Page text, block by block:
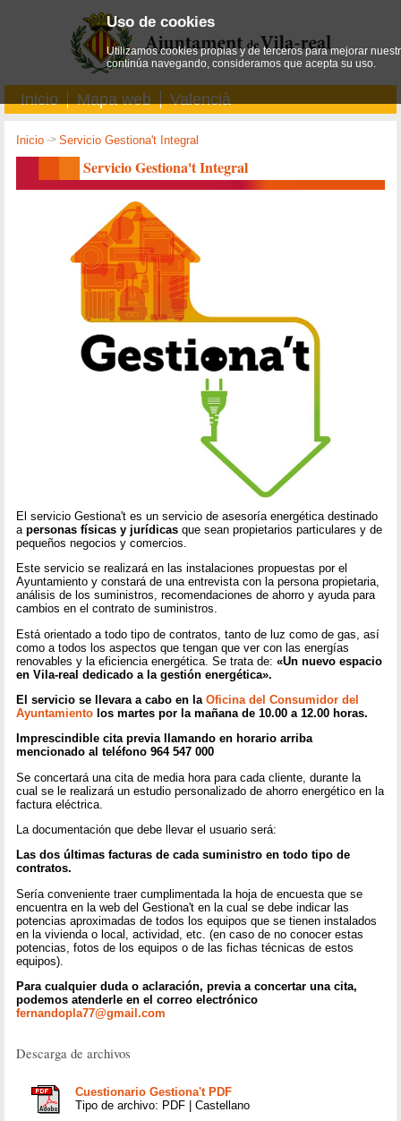
Inicio Mapa web Valencià
Inicio ->Servicio Gestiona't Integral
Servicio Gestiona't Integral
El servicio Gestiona't es un servicio de asesoría energética destinado
apersonas físicas y jurídicas que sean propietarios particulares y de
pequeños negocios y comercios.
Este servicio se realizará en las instalaciones propuestas por el
Ayuntamiento y constará de una entrevista con la persona propietaria,
análisis de los suministros, recomendaciones de ahorro y ayuda para
cambios en el contrato de suministros.
Está orientado a todo tipo de contratos, tanto de luz como de gas, así
como a todos los aspectos que tengan que ver con las energías
renovables y la eficiencia energética. Se trata de:«Un nuevo espacio
en Vila-real dedicado a la gestión energética».
El servicio se llevara a cabo en laOficina del Consumidor del
Ayuntamiento los martes por la mañana de 10.00 a 12.00 horas.
Imprescindible cita previa llamando en horario arriba
mencionado al teléfono 964 547 000
Se concertará una cita de media hora para cada cliente, durante la
cual se le realizará un estudio personalizado de ahorro energético en la
factura eléctrica.
La documentación que debe llevar el usuario será:
Las dos últimas facturas de cada suministro en todo tipo de
contratos.
Sería conveniente traer cumplimentada la hoja de encuesta que se
encuentra en la web del Gestiona't en la cual se debe indicar las
potencias aproximadas de todos los equipos que se tienen instalados
en la vivienda o local, actividad, etc. (en caso de no conocer estas
potencias, fotos de los equipos o de las fichas técnicas de estos
equipos).
Para cualquier duda o aclaración, previa a concertar una cita,
podemos atenderle en el correo electrónico
fernandopla77@gmail.com
Descarga de archivos
Cuestionario Gestiona't PDF
Tipo de archivo: PDF | Castellano
Uso de cookies
Utilizamos cookies propias y de terceros para mejorar
continúa navegando, consideramos que acepta su uso.